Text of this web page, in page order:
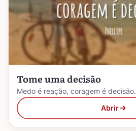
Tome uma decisão
Medo é reação, coragem é decisão.
Abrir